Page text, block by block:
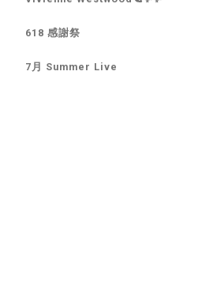
618 感謝祭
7月 Summer Live